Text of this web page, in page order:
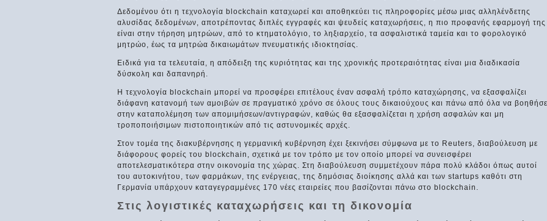
Δεδομένου ότι η τεχνολογία blockchain καταχωρεί και αποθηκεύει τις πληροφορίες μέσω μιας αλληλένδετης
αλυσίδας δεδομένων, αποτρέποντας διπλές εγγραφές και ψευδείς καταχωρήσεις, η πιο προφανής εφαρμογή της
είναι στην τήρηση μητρώων, από το κτηματολόγιο, το ληξιαρχείο, τα ασφαλιστικά ταμεία και το φορολογικό
μητρώο, έως τα μητρώα δικαιωμάτων πνευματικής ιδιοκτησίας.
Ειδικά για τα τελευταία, η απόδειξη της κυριότητας και της χρονικής προτεραιότητας είναι μια διαδικασία
δύσκολη και δαπανηρή.
Η τεχνολογία blockchain μπορεί να προσφέρει επιτέλους έναν ασφαλή τρόπο καταχώρησης, να εξασφαλίζει
διάφανη κατανομή των αμοιβών σε πραγματικό χρόνο σε όλους τους δικαιούχους και πάνω από όλα να
στην καταπολέμηση των απομιμήσεων/αντιγραφών, καθώς θα εξασφαλίζεται η χρήση ασφαλών και μη
τροποποιήσιμων πιστοποιητικών από τις αστυνομικές αρχές.
Στον τομέα της διακυβέρνησης η γερμανική κυβέρνηση έχει ξεκινήσει σύμφωνα με το Reuters, διαβούλευση με
διάφορους φορείς του blockchain, σχετικά με τον τρόπο με τον οποίο μπορεί να συνεισφέρει
αποτελεσματικότερα στην οικονομία της χώρας. Στη διαβούλευση συμμετέχουν πάρα πολύ κλάδοι όπως αυτοί
του αυτοκινήτου, των φαρμάκων, της ενέργειας, της δημόσιας διοίκησης αλλά και των startups καθότι στη
Γερμανία υπάρχουν καταγεγραμμένες 170 νέες εταιρείες που βασίζονται πάνω στο blockchain.
Στις λογιστικές καταχωρήσεις και τη δικονομία